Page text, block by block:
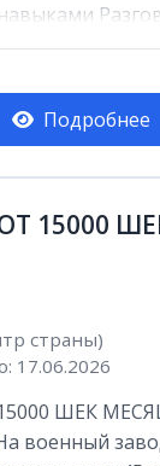
Подробнее
15000
страны)
17.06.2026
ШЕК
военный